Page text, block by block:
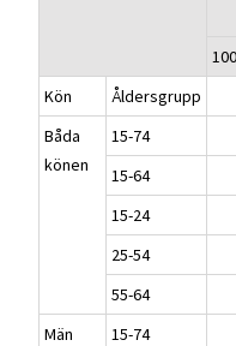
Kön
Åldersgrupp
Båda
könen
15-74
15-64
15-24
25-54
55-64
Män
15-74